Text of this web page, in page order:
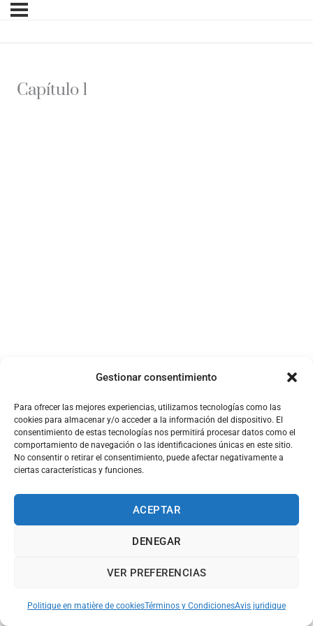
Gestionar consentimiento
Para ofrecer las mejores experiencias, utilizamos tecnologías como las
cookies para almacenar y/o acceder a la información del dispositivo. El
consentimiento de estas tecnologías nos permitirá procesar datos como el
comportamiento de navegación o las identificaciones únicas en este sitio.
No consentir o retirar el consentimiento, puede afectar negativamente a
ciertas características y funciones.
ACEPTAR
DENEGAR
VER PREFERENCIAS
Politique en matière de cookiesTérminos y CondicionesAvis juridique
Capítulo 1